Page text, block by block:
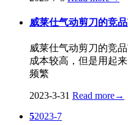
威莱仕气动剪刀的竞
威莱仕气动剪刀的竞
成本较高，但是用起
频繁
2023-3-31 Read more→
52023-7